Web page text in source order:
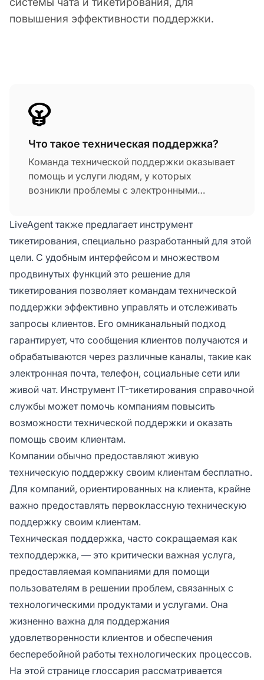
повышения эффективности поддержки.
Что такое техническая поддержка?
Команда технической поддержки оказывает
помощь и услуги людям, у которых
возникли проблемы с электронными
мобильные телефоны или другое
оборудование или программное
обеспечение.
LiveAgent также предлагает инструмент
тикетирования, специально разработанный для этой
цели. С удобным интерфейсом и множеством
продвинутых функций это решение для
тикетирования позволяет командам технической
поддержки эффективно управлять и отслеживать
запросы клиентов. Его омниканальный подход
гарантирует, что сообщения клиентов получаются и
обрабатываются через различные каналы, такие как
электронная почта, телефон, социальные сети или
живой чат. Инструмент IT-тикетирования справочной
службы может помочь компаниям повысить
возможности технической поддержки и оказать
помощь своим клиентам.
Компании обычно предоставляют живую
техническую поддержку своим клиентам бесплатно.
Для компаний, ориентированных на клиента, крайне
важно предоставлять первоклассную техническую
поддержку своим клиентам.
Техническая поддержка, часто сокращаемая как
техподдержка, — это критически важная услуга,
предоставляемая компаниями для помощи
пользователям в решении проблем, связанных с
технологическими продуктами и услугами. Она
жизненно важна для поддержания
удовлетворенности клиентов и обеспечения
бесперебойной работы технологических процессов.
На этой странице глоссария рассматривается